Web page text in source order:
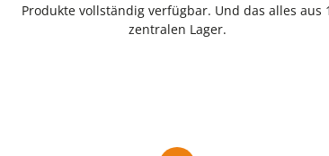
Produkte vollständig verfügbar. Und das alles aus 1
zentralen Lager.